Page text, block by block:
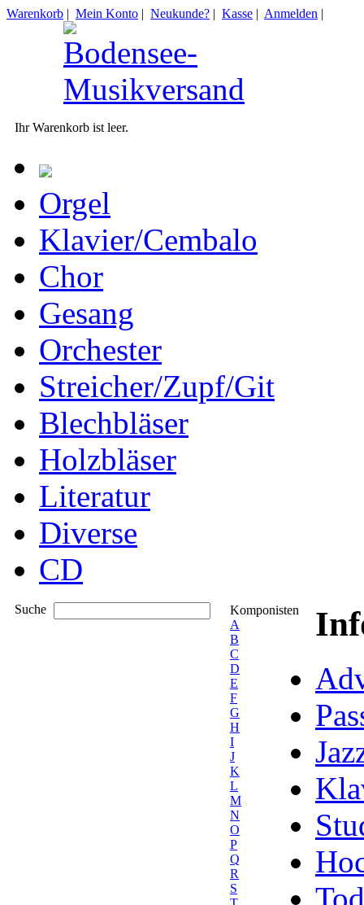
Warenkorb | Mein Konto | Neukunde? | Kasse | Anmelden |
Ihr Warenkorb ist leer.
Orgel
Klavier/Cembalo
Chor
Gesang
Orchester
Streicher/Zupf/Git
Blechbläser
Holzbläser
Literatur
Diverse
CD
Suche
Komponisten
A
B
C
D
E
F
G
H
I
J
K
L
M
N
O
P
Q
R
S